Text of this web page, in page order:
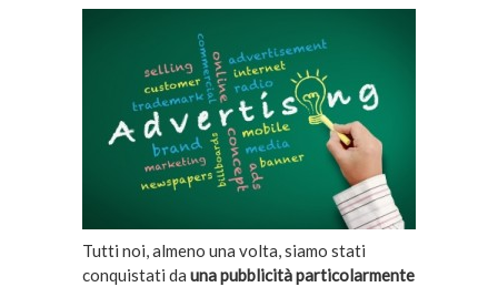
Tutti noi, almeno una volta, siamo stati
conquistati da una pubblicità particolarmente